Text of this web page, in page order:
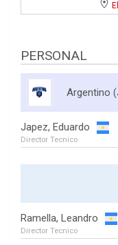
PERSONAL
Argentino
Japez, Eduardo
Director Tecnico
Ramella, Leandro
Director Tecnico